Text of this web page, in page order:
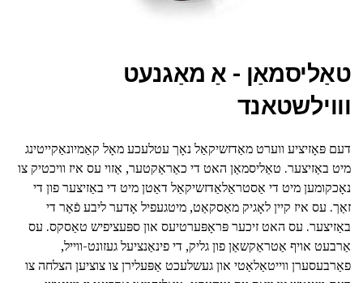
טאַליסמאַן - אַ מאַגנעט
וווילשטאנד
דעם פּאָזיציע ווערט מאַדזשיקאַל נאָך עטלעכע מאָל קאַמיונאַקייטינג
מיט באַזיצער. טאַליסמאַן האט די כאַראַקטער, אַזוי עס איז וויכטיק צו
נאָכקומען מיט די אַסטראַלאַדזשיקאַל דאַטן מיט די באַזיצער פון די
זאַך. עס איז קיין לאָגיק מאַסקאַט, מיטגעפיל אָדער ליבע פֿאַר די
באַזיצער. עס האט זיכער פּראָפּערטיעס און ספּעציפיש טאַסקס. עס
אַרבעט אויף אַטראַקשאַן פון גליק, די פינאַנציעל געזונט-ווייל,
פאַרבעסערן ווייטאַלאַטי און געשלעכט אַפּעלירן צו צוציען הצלחה צו